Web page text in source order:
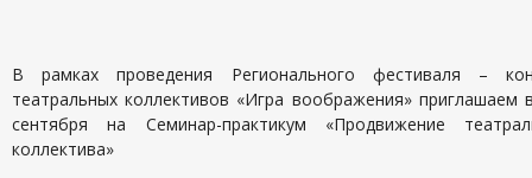
В рамках проведения Регионального фестиваля –
театральных коллективов «Игра воображения» приглашаем
сентября на Семинар-практикум «Продвижение
коллектива»